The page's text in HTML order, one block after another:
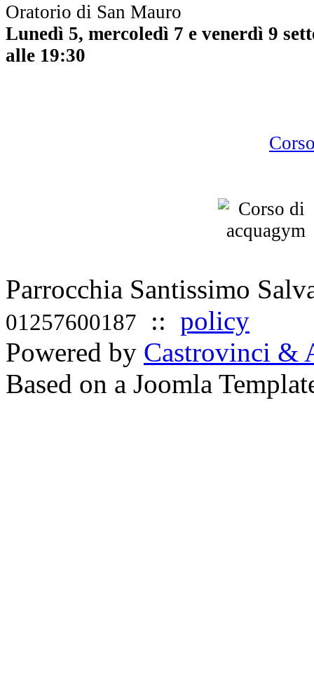
Oratorio di San Mauro
Lunedì 5, mercoledì 7 e venerdì 9
alle 19:30
Parrocchia Santissimo
01257600187 :: policy
Powered by Castrovinci &
Based on a Joomla